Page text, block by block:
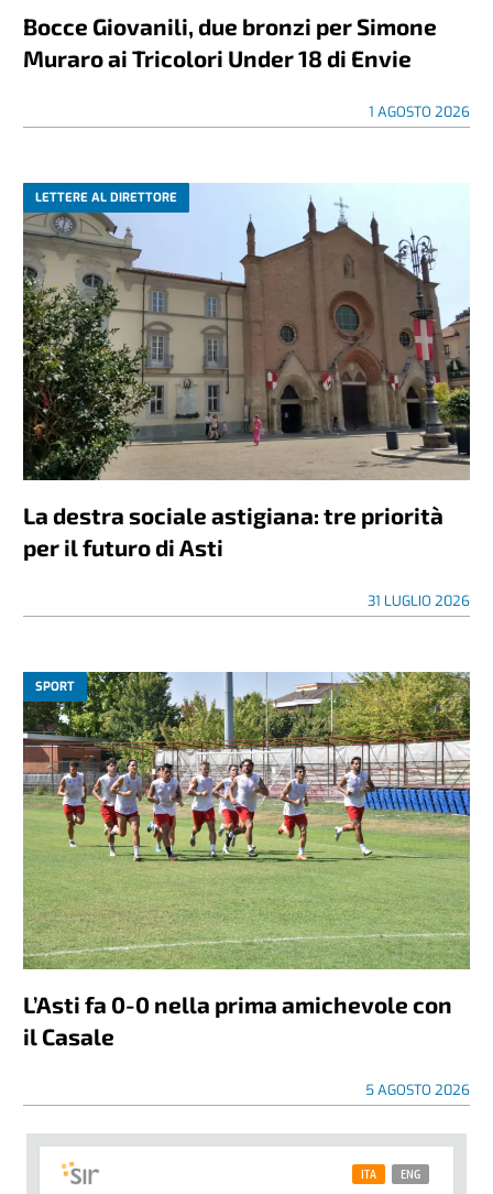
Bocce Giovanili, due bronzi per Simone
Muraro ai Tricolori Under 18 di Envie
1 AGOSTO 2026
LETTERE AL DIRETTORE
La destra sociale astigiana: tre priorità
per il futuro di Asti
31 LUGLIO 2026
SPORT
L’Asti fa 0-0 nella prima amichevole con
il Casale
5 AGOSTO 2026